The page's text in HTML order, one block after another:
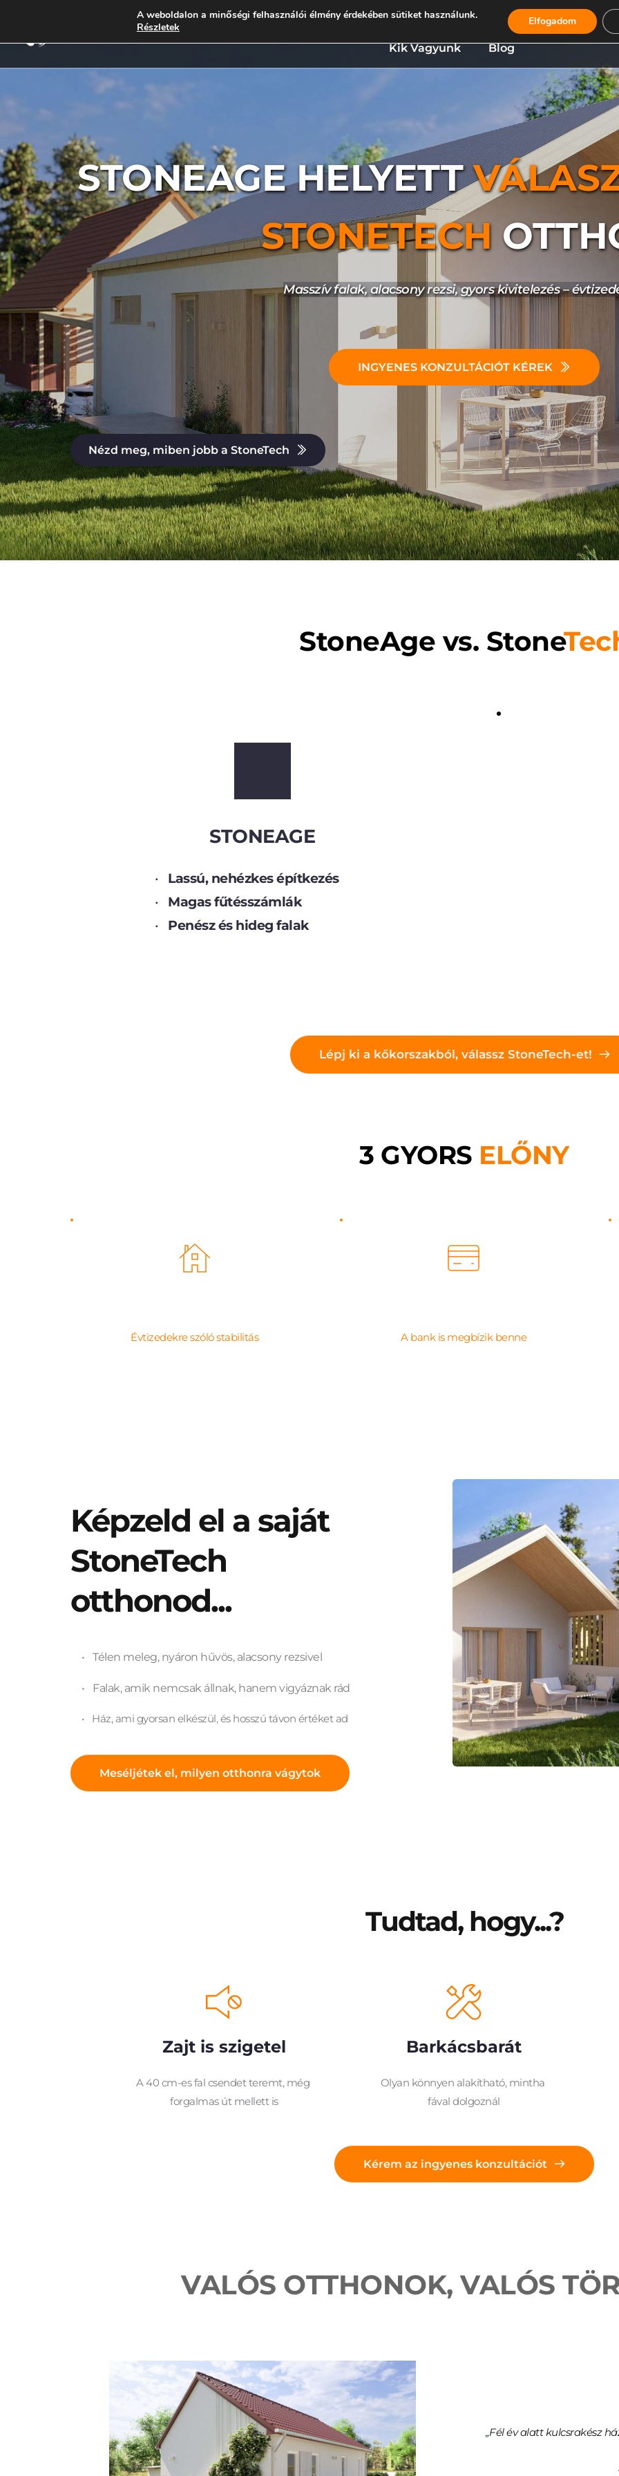
Kivitelezés alatti házaink Személyes Konzultáció
Kik Vagyunk Blog
STONEAGE HELYETT
STONETECH
Masszív falak, alacsony rezsi, gyors kivitelezés –
INGYENES KONZULTÁCIÓT KÉREK
Nézd meg, miben jobb a StoneTech
StoneAge vs. Stone
STONEAGE
Lassú, nehézkes építkezés
Magas fűtésszámlák
Penész és hideg falak
Lépj ki a kőkorszakból, válassz StoneTech-et!
3 GYORS ELŐNY
Évtizedekre szóló stabilitás A bank is megbízik benne
Képzeld el a saját
StoneTech
otthonod...
Télen meleg, nyáron hűvös, alacsony rezsivel
Falak, amik nemcsak állnak, hanem vigyáznak rád
Ház, ami gyorsan elkészül, és hosszú távon értéket ad
Meséljétek el, milyen otthonra vágytok
Tudtad, hogy...?
Zajt is szigetel
A 40 cm-es fal csendet teremt, még
forgalmas út mellett is
Barkácsbarát
Olyan könnyen alakítható, mintha
fával dolgoznál
Kérem az ingyenes konzultációt
VALÓS OTTHONOK, VALÓS
„Fél év alatt kulcsrakész
A weboldalon a minőségi felhasználói élmény érdekében sütiket használunk.
Részletek
Elfogadom